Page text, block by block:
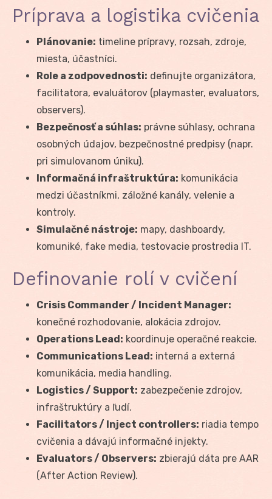
Príprava a logistika cvičenia
Plánovanie: timeline prípravy, rozsah, zdroje,
miesta, účastníci.
Role a zodpovednosti: definujte organizátora,
facilitatora, evaluátorov (playmaster, evaluators,
observers).
Bezpečnosť a súhlas: právne súhlasy, ochrana
osobných údajov, bezpečnostné predpisy (napr.
pri simulovanom úniku).
Informačná infraštruktúra: komunikácia
medzi účastníkmi, záložné kanály, velenie a
kontroly.
Simulačné nástroje: mapy, dashboardy,
komuniké, fake media, testovacie prostredia IT.
Definovanie rolí v cvičení
Crisis Commander / Incident Manager:
konečné rozhodovanie, alokácia zdrojov.
Operations Lead: koordinuje operačné reakcie.
Communications Lead: interná a externá
komunikácia, media handling.
Logistics / Support: zabezpečenie zdrojov,
infraštruktúry a ľudí.
Facilitators / Inject controllers: riadia tempo
cvičenia a dávajú informačné injekty.
Evaluators / Observers: zbierajú dáta pre AAR
(After Action Review).